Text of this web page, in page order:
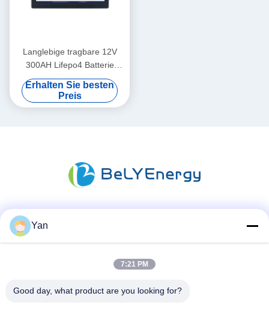
Langlebige tragbare 12V
300AH Lifepo4 Batterie
Neue Klasse A Zellen
Langlebigkeit
Erhalten Sie besten
Preis
Yan
7:21 PM
Good day, what product are you looking for?